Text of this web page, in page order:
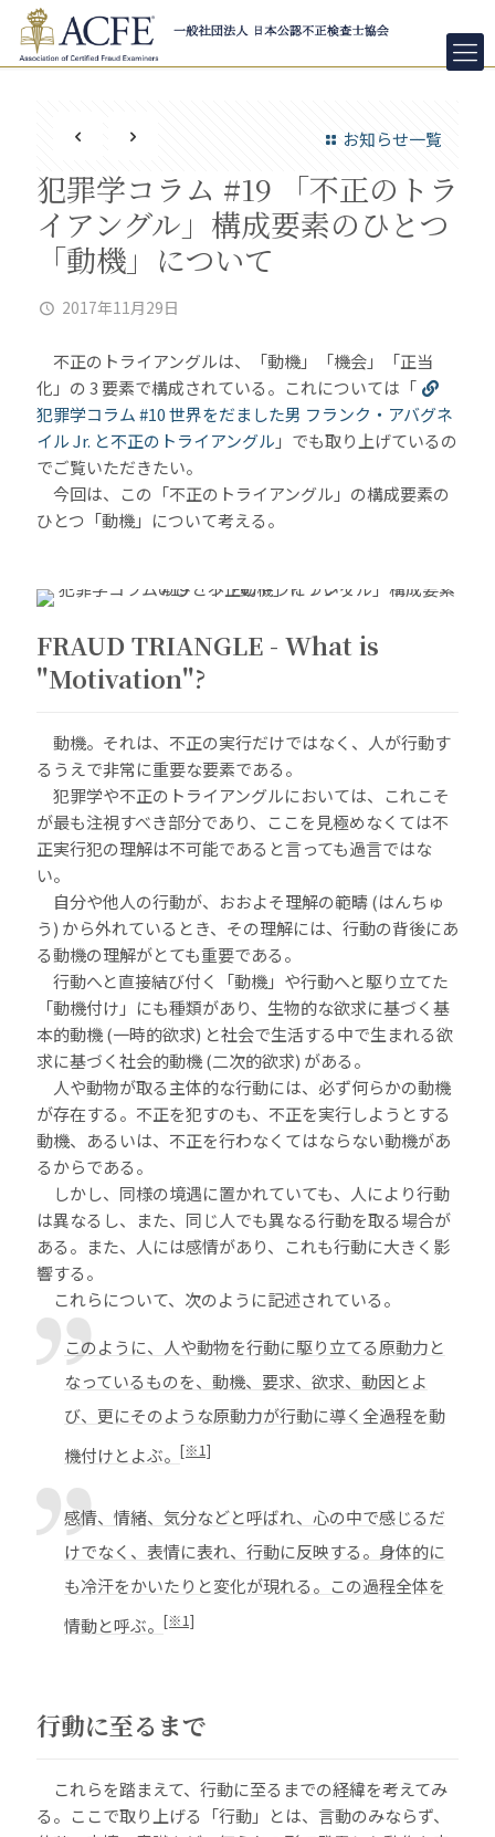
お知らせ一覧
犯罪学コラム #19 「不正のトラ
イアングル」構成要素のひとつ
「動機」について
2017年11月29日
不正のトライアングルは、「動機」「機会」「正当
化」の 3 要素で構成されている。これについては「
犯罪学コラム #10 世界をだました男 フランク・アバグネ
イル Jr. と不正のトライアングル 」でも取り上げているの
でご覧いただきたい。
今回は、この「不正のトライアングル」の構成要素の
ひとつ「動機」について考える。
FRAUD TRIANGLE - What is
"Motivation"?
動機。それは、不正の実行だけではなく、人が行動す
るうえで非常に重要な要素である。
犯罪学や不正のトライアングルにおいては、これこそ
が最も注視すべき部分であり、ここを見極めなくては不
正実行犯の理解は不可能であると言っても過言ではな
い。
自分や他人の行動が、おおよそ理解の範疇 (はんちゅ
う) から外れているとき、その理解には、行動の背後にあ
る動機の理解がとても重要である。
行動へと直接結び付く「動機」や行動へと駆り立てた
「動機付け」にも種類があり、生物的な欲求に基づく基
本的動機 (一時的欲求) と社会で生活する中で生まれる欲
求に基づく社会的動機 (二次的欲求) がある。
人や動物が取る主体的な行動には、必ず何らかの動機
が存在する。不正を犯すのも、不正を実行しようとする
動機、あるいは、不正を行わなくてはならない動機があ
るからである。
しかし、同様の境遇に置かれていても、人により行動
は異なるし、また、同じ人でも異なる行動を取る場合が
ある。また、人には感情があり、これも行動に大きく影
響する。
これらについて、次のように記述されている。
このように、人や動物を行動に駆り立てる原動力と
なっているものを、動機、要求、欲求、動因とよ
び、更にそのような原動力が行動に導く全過程を動
機付けとよぶ。 [※1]
感情、情緒、気分などと呼ばれ、心の中で感じるだ
けでなく、表情に表れ、行動に反映する。身体的に
も冷汗をかいたりと変化が現れる。この過程全体を
情動と呼ぶ。 [※1]
行動に至るまで
これらを踏まえて、行動に至るまでの経緯を考えてみ
る。ここで取り上げる「行動」とは、言動のみならず、